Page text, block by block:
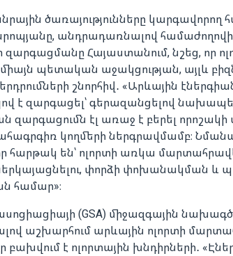
ծառայությունները կարգավորող
անդրադառնալով համաժողովի
զարգացմանը Հայաստանում, նշեց, որ
միայն պետական աջակցության, այլև
շնորհիվ․ «Արևային
է զարգացել՝ գերազանցելով
զարգացումն էլ առաջ է բերել
կողմերի ներգրավմամբ։
հարթակ են՝ ոլորտի առկա
ներկայացնելու, փորձի փոխանակման
համար»։
(GSA) միջազգային
աշխարհում արևային ոլորտի
բախվում է ոլորտային խնդիրների․